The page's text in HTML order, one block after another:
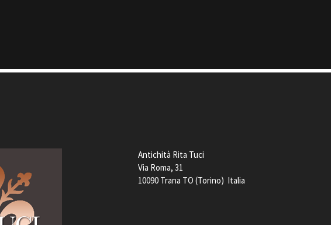
Antichità Rita Tuci
Via Roma, 31
10090 Trana TO (Torino) Italia